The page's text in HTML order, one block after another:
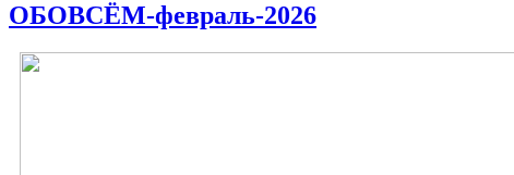
ОБОВСЁМ-февраль-2026